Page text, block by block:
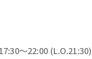
～22:00 (L.O.21:30)